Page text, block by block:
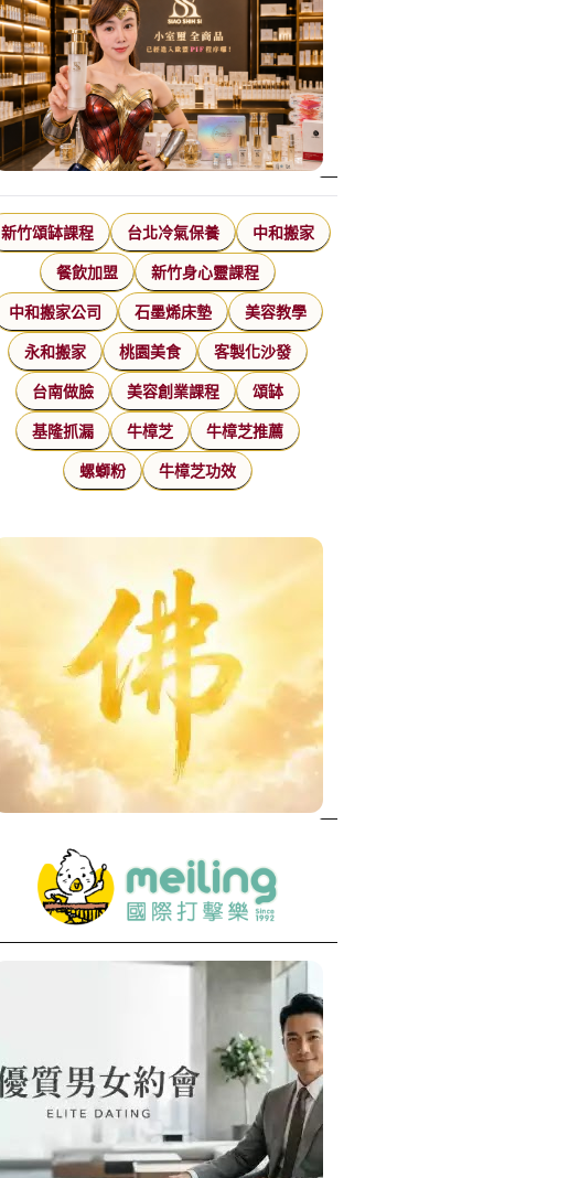
新竹頌缽課程 台北冷氣保養 中和搬家
餐飲加盟 新竹身心靈課程
中和搬家公司 石墨烯床墊 美容教學
永和搬家 桃園美食 客製化沙發
台南做臉 美容創業課程 頌缽
基隆抓漏 牛樟芝 牛樟芝推薦
螺螄粉 牛樟芝功效